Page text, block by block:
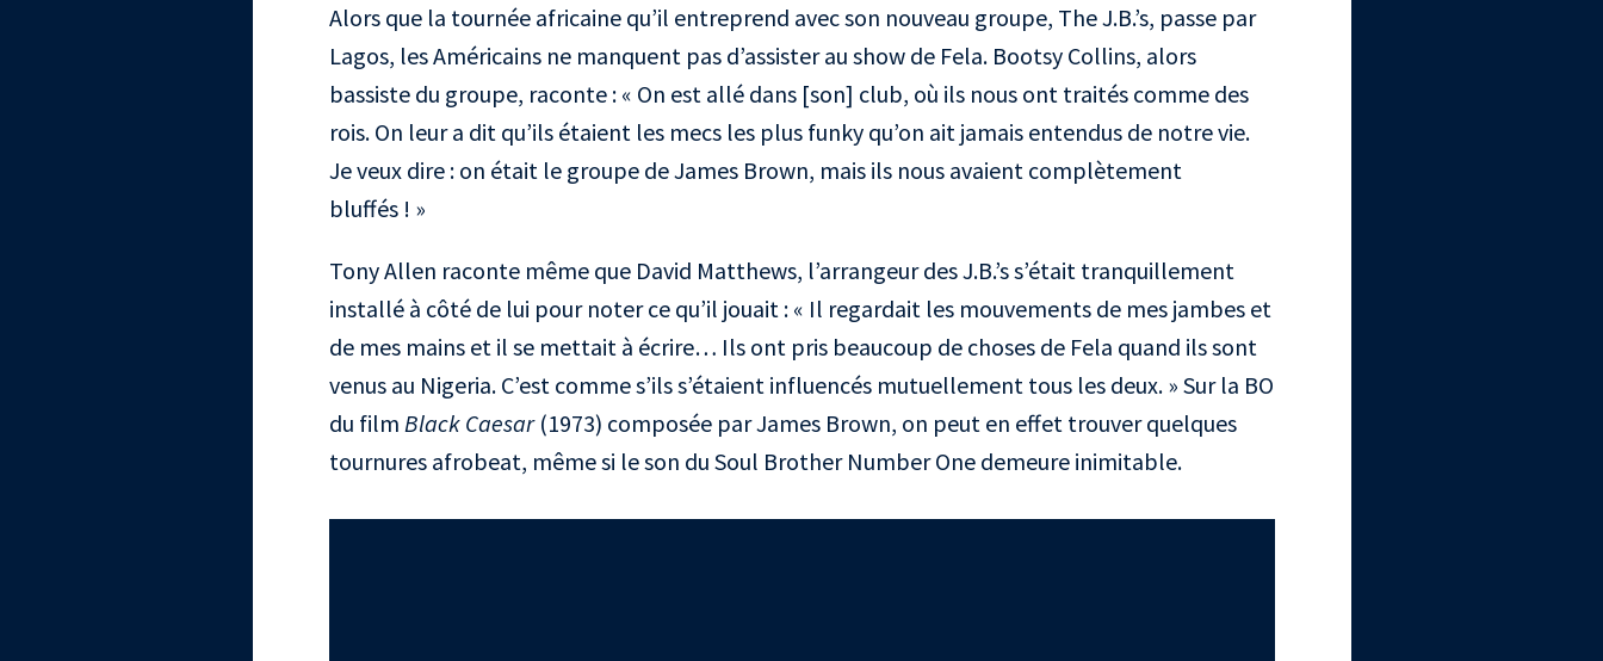
Alors que la tournée africaine qu’il entreprend avec son nouveau groupe, The J.B.’s, passe par
Lagos, les Américains ne manquent pas d’assister au show de Fela. Bootsy Collins, alors
bassiste du groupe, raconte : « On est allé dans [son] club, où ils nous ont traités comme des
rois. On leur a dit qu’ils étaient les mecs les plus funky qu’on ait jamais entendus de notre vie.
Je veux dire : on était le groupe de James Brown, mais ils nous avaient complètement
bluffés ! »
Tony Allen raconte même que David Matthews, l’arrangeur des J.B.’s s’était tranquillement
installé à côté de lui pour noter ce qu’il jouait : « Il regardait les mouvements de mes jambes et
de mes mains et il se mettait à écrire… Ils ont pris beaucoup de choses de Fela quand ils sont
venus au Nigeria. C’est comme s’ils s’étaient influencés mutuellement tous les deux. » Sur la BO
du film Black Caesar(1973) composée par James Brown, on peut en effet trouver quelques
tournures afrobeat, même si le son du Soul Brother Number One demeure inimitable.